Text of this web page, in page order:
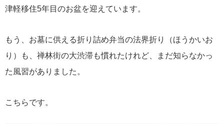
津軽移住5年目のお盆を迎えています。
もう、お墓に供える折り詰め弁当の法界折り（ほうかいお
り）も、禅林街の大渋滞も慣れたけれど、まだ知らなかっ
た風習がありました。
こちらです。